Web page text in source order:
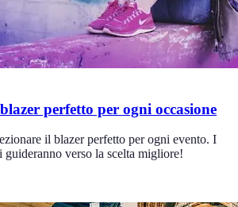
perfetto per ogni occasione
il blazer perfetto per ogni evento. I
verso la scelta migliore!